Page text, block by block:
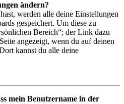
ändern?
werden alle deine Einstellungen
gespeichert. Um diese zu
Bereich“; der Link dazu
angezeigt, wenn du auf deinen
kannst du alle deine
mein Benutzername in der